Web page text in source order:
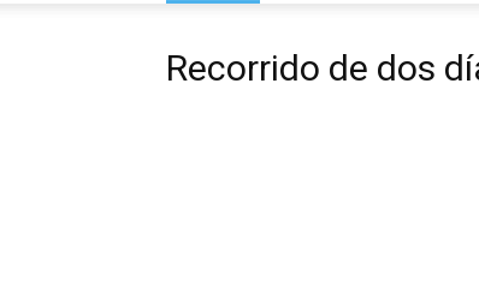
Recorrido de dos